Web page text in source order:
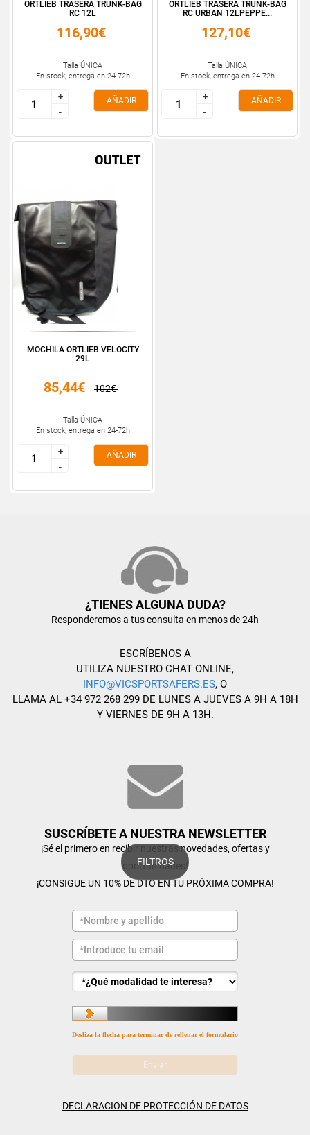
FILTROS
ORTLIEB TRASERA TRUNK-BAG
RC 12L
116,90€
Talla ÚNICA
En stock, entrega en 24-72h
+
-
+
-
AÑADIR
ORTLIEB TRASERA TRUNK-BAG
RC URBAN 12LPEPPE...
127,10€
Talla ÚNICA
En stock, entrega en 24-72h
+
-
+
-
AÑADIR
MOCHILA ORTLIEB VELOCITY
29L
85,44€ 102€
Talla ÚNICA
En stock, entrega en 24-72h
+
-
+
-
AÑADIR
¿TIENES ALGUNA DUDA?
Responderemos a tus consulta en menos de 24h
ESCRÍBENOS A
UTILIZA NUESTRO CHAT ONLINE,
INFO@VICSPORTSAFERS.ES, O
LLAMA AL +34 972 268 299 DE LUNES A JUEVES A 9H A 18H
Y VIERNES DE 9H A 13H.
SUSCRÍBETE A NUESTRA NEWSLETTER
¡Sé el primero en recibir nuestras novedades, ofertas y
oportunidades!
¡CONSIGUE UN 10% DE DTO EN TU PRÓXIMA COMPRA!
Desliza la flecha para terminar de rellenar el formulario
DECLARACION DE PROTECCIÓN DE DATOS